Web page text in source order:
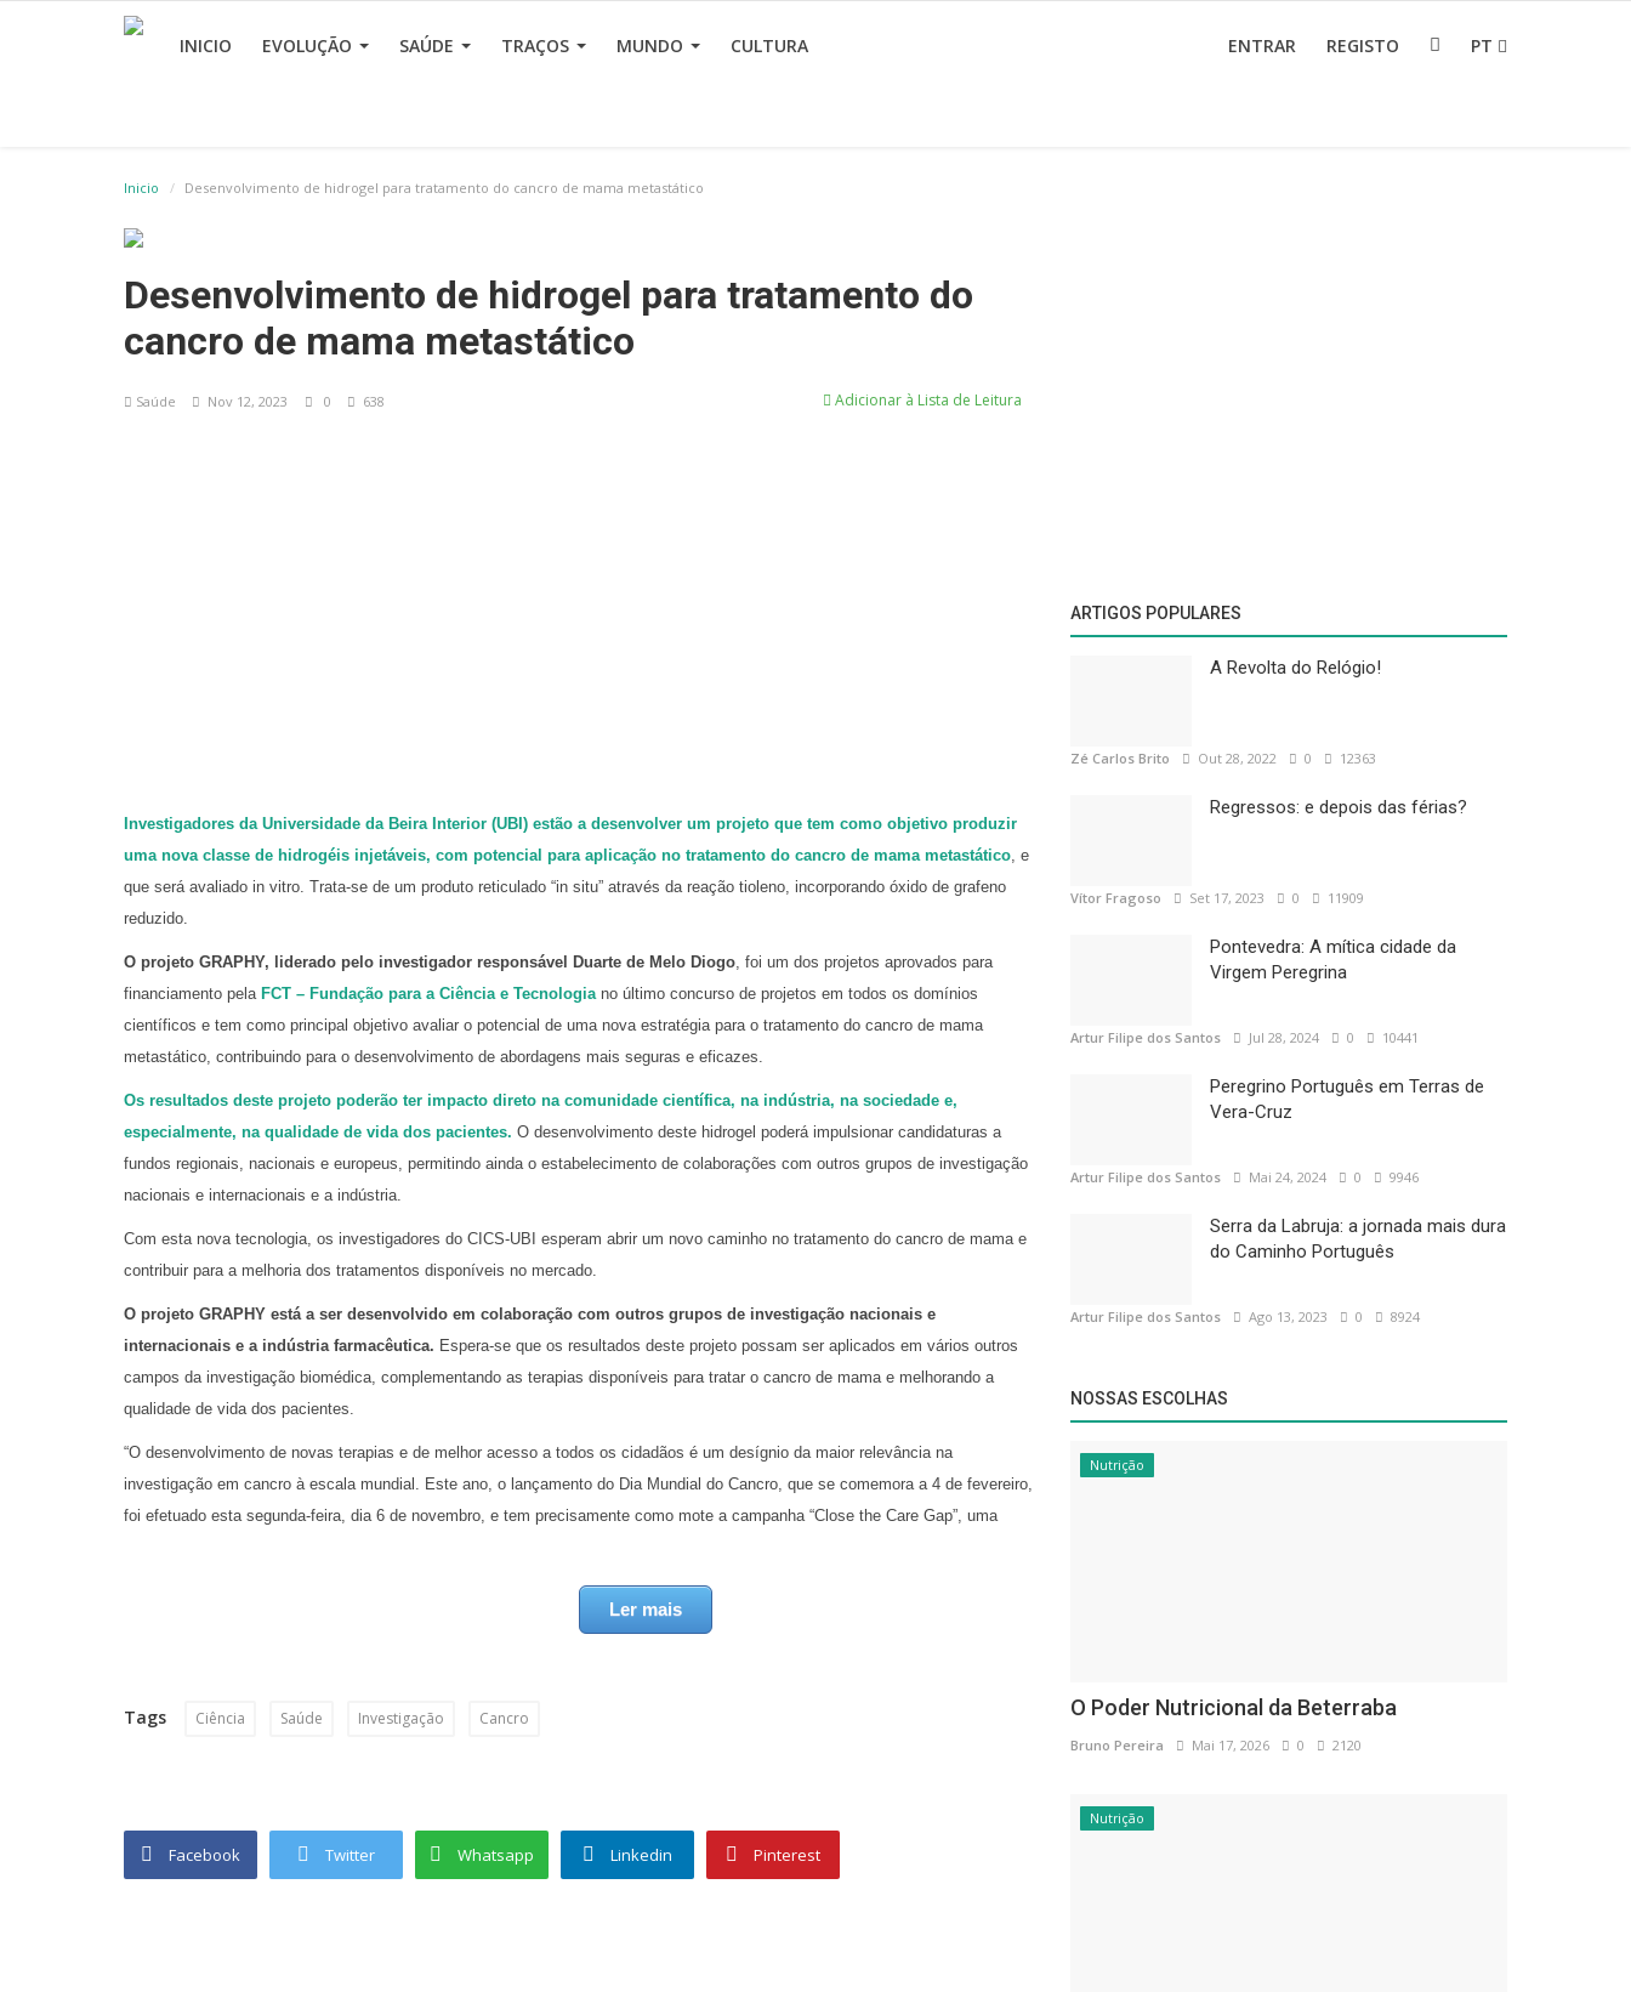
INICIO EVOLUÇÃO SAÚDE TRAÇOS MUNDO CULTURA ENTRAR REGISTO PT
Inicio Desenvolvimento de hidrogel para tratamento do cancro de mama metastático
Desenvolvimento de hidrogel para tratamento do
cancro de mama metastático
Saúde Nov 12, 2023 0 638 Adicionar à Lista de Leitura
Investigadores da Universidade da Beira Interior (UBI) estão a desenvolver um projeto que tem como objetivo produzir
uma nova classe de hidrogéis injetáveis, com potencial para aplicação no tratamento do cancro de mama metastático, e
que será avaliado in vitro. Trata-se de um produto reticulado “in situ” através da reação tioleno, incorporando óxido de grafeno
reduzido.
O projeto GRAPHY, liderado pelo investigador responsável Duarte de Melo Diogo, foi um dos projetos aprovados para
financiamento pela FCT – Fundação para a Ciência e Tecnologia no último concurso de projetos em todos os domínios
científicos e tem como principal objetivo avaliar o potencial de uma nova estratégia para o tratamento do cancro de mama
metastático, contribuindo para o desenvolvimento de abordagens mais seguras e eficazes.
Os resultados deste projeto poderão ter impacto direto na comunidade científica, na indústria, na sociedade e,
especialmente, na qualidade de vida dos pacientes. O desenvolvimento deste hidrogel poderá impulsionar candidaturas a
fundos regionais, nacionais e europeus, permitindo ainda o estabelecimento de colaborações com outros grupos de investigação
nacionais e internacionais e a indústria.
Com esta nova tecnologia, os investigadores do CICS-UBI esperam abrir um novo caminho no tratamento do cancro de mama e
contribuir para a melhoria dos tratamentos disponíveis no mercado.
O projeto GRAPHY está a ser desenvolvido em colaboração com outros grupos de investigação nacionais e
internacionais e a indústria farmacêutica. Espera-se que os resultados deste projeto possam ser aplicados em vários outros
campos da investigação biomédica, complementando as terapias disponíveis para tratar o cancro de mama e melhorando a
qualidade de vida dos pacientes.
“O desenvolvimento de novas terapias e de melhor acesso a todos os cidadãos é um desígnio da maior relevância na
investigação em cancro à escala mundial. Este ano, o lançamento do Dia Mundial do Cancro, que se comemora a 4 de fevereiro,
foi efetuado esta segunda-feira, dia 6 de novembro, e tem precisamente como mote a campanha “Close the Care Gap”, uma
Gostou do texto?Deixe abaixo a sua reação e comentário...
Ler mais
Tags Ciência Saúde Investigação Cancro
Facebook Twitter Whatsapp Linkedin Pinterest
ARTIGOS POPULARES
A Revolta do Relógio!
Zé Carlos Brito Out 28, 2022 0 12363
Regressos: e depois das férias?
Vítor Fragoso Set 17, 2023 0 11909
Pontevedra: A mítica cidade da
Virgem Peregrina
Artur Filipe dos Santos Jul 28, 2024 0 10441
Peregrino Português em Terras de
Vera-Cruz
Artur Filipe dos Santos Mai 24, 2024 0 9946
Serra da Labruja: a jornada mais dura
do Caminho Português
Artur Filipe dos Santos Ago 13, 2023 0 8924
NOSSAS ESCOLHAS
Nutrição
O Poder Nutricional da Beterraba
Bruno Pereira Mai 17, 2026 0 2120
Nutrição